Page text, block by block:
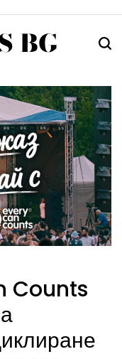
BG
Counts